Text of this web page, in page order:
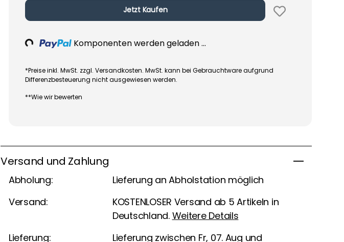
Jetzt Kaufen
Loading... Komponenten werden geladen ...
*Preise inkl. MwSt. zzgl. Versandkosten. MwSt. kann bei Gebrauchtware aufgrund
Differenzbesteuerung nicht ausgewiesen werden.
**Wie wir bewerten
Versand und Zahlung
Abholung:
Lieferung an Abholstation möglich
Versand:
KOSTENLOSER Versand ab 5 Artikeln in
Deutschland. Weitere Details
Lieferung:
Lieferung zwischen Fr, 07. Aug und